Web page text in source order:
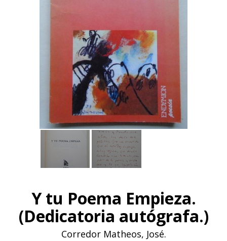
Y tu Poema Empieza.
(Dedicatoria autógrafa.)
Corredor Matheos, José.